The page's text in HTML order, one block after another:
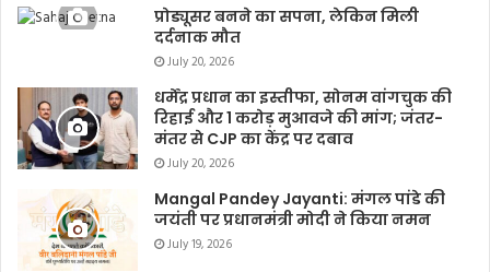
प्रोड्यूसर बनने का सपना, लेकिन मिली
दर्दनाक मौत
July 20, 2026
धर्मेंद्र प्रधान का इस्तीफा, सोनम वांगचुक की
रिहाई और 1 करोड़ मुआवजे की मांग; जंतर-
मंतर से CJP का केंद्र पर दबाव
July 20, 2026
Mangal Pandey Jayanti: मंगल पांडे की
जयंती पर प्रधानमंत्री मोदी ने किया नमन
July 19, 2026